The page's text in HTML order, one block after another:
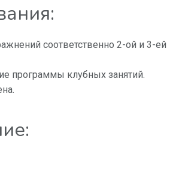
соответственно 2-ой и 3-ей
программы клубных занятий.